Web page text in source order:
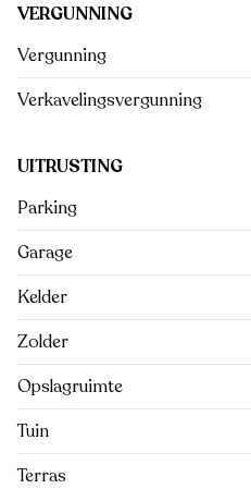
VERGUNNING
Vergunning
Verkavelingsvergunning
UITRUSTING
Parking
Garage
Kelder
Zolder
Opslagruimte
Tuin
Terras